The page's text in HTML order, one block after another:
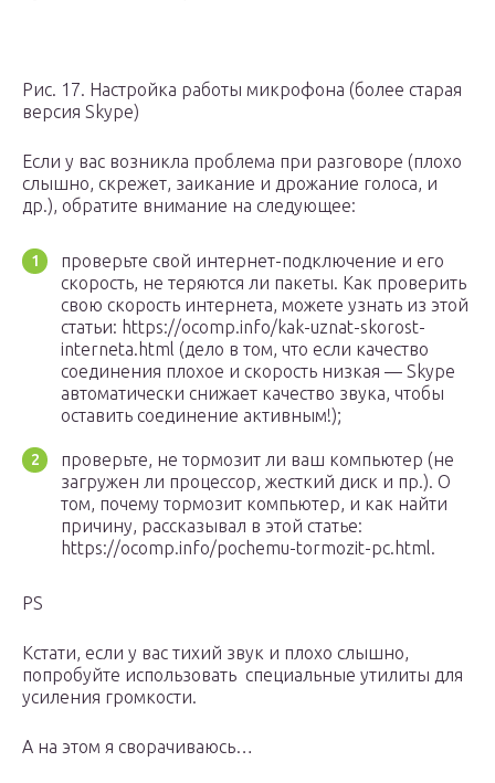
Рис. 17. Настройка работы микрофона (более старая
версия Skype)
Если у вас возникла проблема при разговоре (плохо
слышно, скрежет, заикание и дрожание голоса, и
др.), обратите внимание на следующее:
проверьте свой интернет-подключение и его
скорость, не теряются ли пакеты. Как проверить
свою скорость интернета, можете узнать из этой
статьи: https://ocomp.info/kak-uznat-skorost-
interneta.html (дело в том, что если качество
соединения плохое и скорость низкая — Skype
автоматически снижает качество звука, чтобы
оставить соединение активным!);
проверьте, не тормозит ли ваш компьютер (не
загружен ли процессор, жесткий диск и пр.). О
том, почему тормозит компьютер, и как найти
причину, рассказывал в этой статье:
https://ocomp.info/pochemu-tormozit-pc.html.
PS
Кстати, если у вас тихий звук и плохо слышно,
попробуйте использовать специальные утилиты для
усиления громкости.
А на этом я сворачиваюсь…